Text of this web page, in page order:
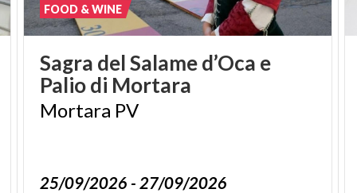
Sagra delSalamed’Oca e
Paliodi Mortara
Mortara PV
25/09/2026 - 27/09/2026
FOOD & WINE